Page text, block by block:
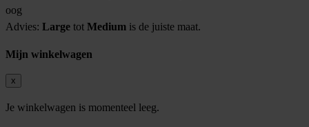
oog
Advies: Large tot Medium is de juiste maat.
Mijn winkelwagen
x
Je winkelwagen is momenteel leeg.